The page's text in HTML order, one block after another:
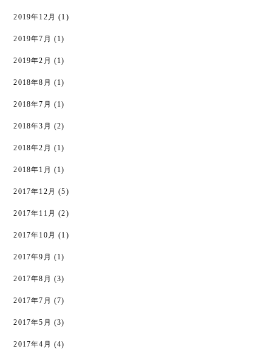
2019年12月 (1)
2019年7月 (1)
2019年2月 (1)
2018年8月 (1)
2018年7月 (1)
2018年3月 (2)
2018年2月 (1)
2018年1月 (1)
2017年12月 (5)
2017年11月 (2)
2017年10月 (1)
2017年9月 (1)
2017年8月 (3)
2017年7月 (7)
2017年5月 (3)
2017年4月 (4)